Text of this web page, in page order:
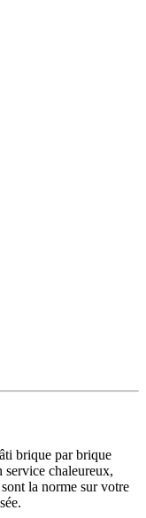
brique par brique
chaleureux,
la norme sur votre